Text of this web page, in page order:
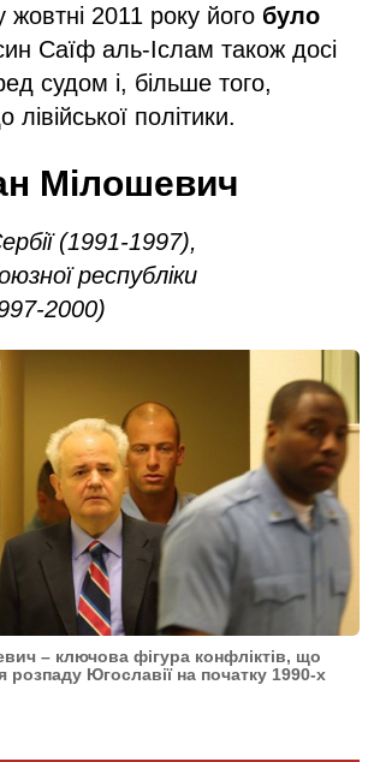
жовтні 2011 року його було
Саїф аль-Іслам також досі
судом і, більше того,
політики.
Мілошевич
(1991-1997),
республіки
2000)
– ключова фігура конфліктів, що
розпаду Югославії на початку 1990-х